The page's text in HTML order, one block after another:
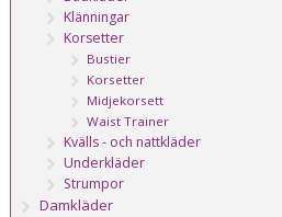
Klänningar
Korsetter
Bustier
Korsetter
Midjekorsett
Waist Trainer
Kvälls - och nattkläder
Underkläder
Strumpor
Damkläder